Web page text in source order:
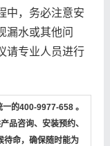
中，务必注意安
漏水或其他问
请专业人员进行
的400-9977-658 。
品咨询、安装预约、
待命，确保随时能为